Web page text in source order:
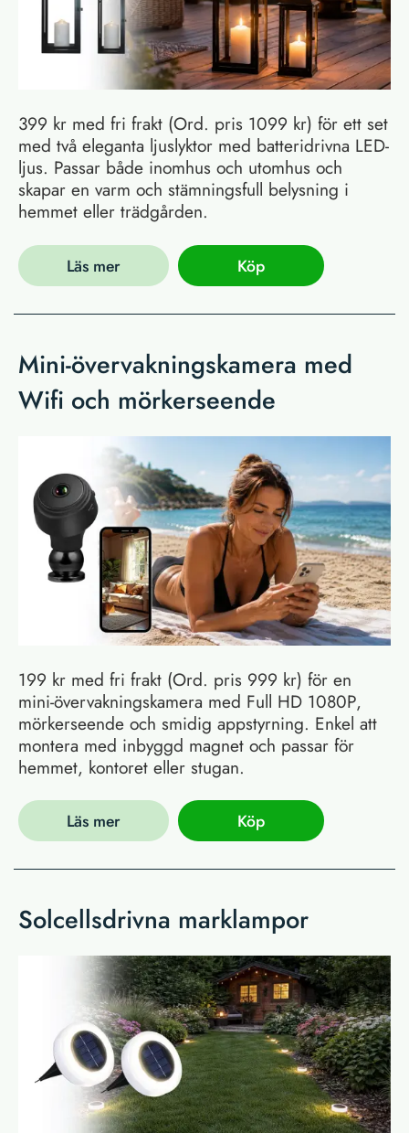
399 kr med fri frakt (Ord. pris 1099 kr) för ett set
med två eleganta ljuslyktor med batteridrivna LED-
ljus. Passar både inomhus och utomhus och
skapar en varm och stämningsfull belysning i
hemmet eller trädgården.
Läs mer Köp
Mini-övervakningskamera med
Wifi och mörkerseende
199 kr med fri frakt (Ord. pris 999 kr) för en
mini-övervakningskamera med Full HD 1080P,
mörkerseende och smidig appstyrning. Enkel att
montera med inbyggd magnet och passar för
hemmet, kontoret eller stugan.
Läs mer Köp
Solcellsdrivna marklampor